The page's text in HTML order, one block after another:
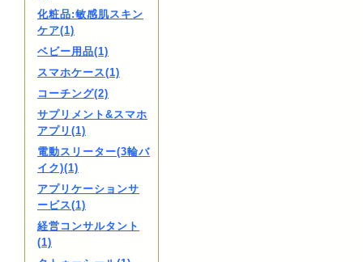
化粧品:敏感肌スキン
ケア(1)
ベビー用品(1)
スマホケース(1)
コーチング(2)
サプリメント&スマホ
アプリ(1)
電動スリーター(3輪バ
イク)(1)
アプリケーションサ
ービス(1)
経営コンサルタント
(1)